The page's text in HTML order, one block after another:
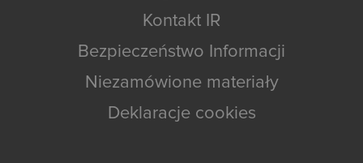
Kontakt IR
Bezpieczeństwo Informacji
Niezamówione materiały
Deklaracje cookies